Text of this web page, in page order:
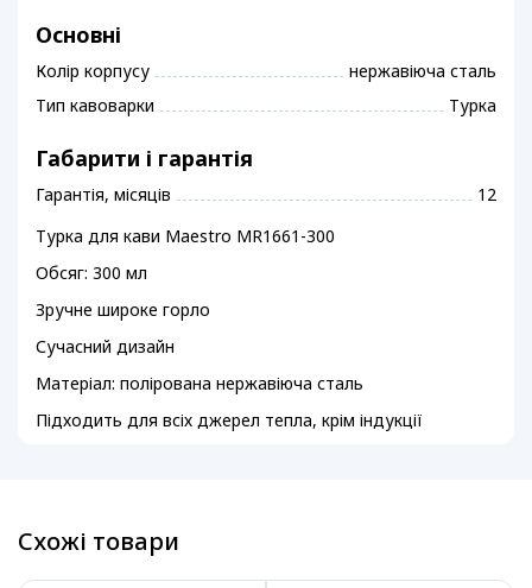
Основні
Колір корпусу
нержавіюча сталь
Тип кавоварки
Турка
Габарити і гарантія
Гарантія, місяців
12
Турка для кави Maestro MR1661-300
Обсяг: 300 мл
Зручне широке горло
Сучасний дизайн
Матеріал: полірована нержавіюча сталь
Підходить для всіх джерел тепла, крім індукції
Схожі товари